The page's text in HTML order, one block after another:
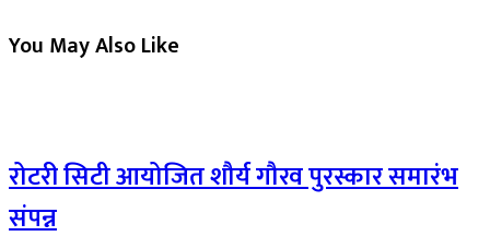
You May Also Like
रोटरी सिटी आयोजित शौर्य गौरव पुरस्कार समारंभ
संपन्न